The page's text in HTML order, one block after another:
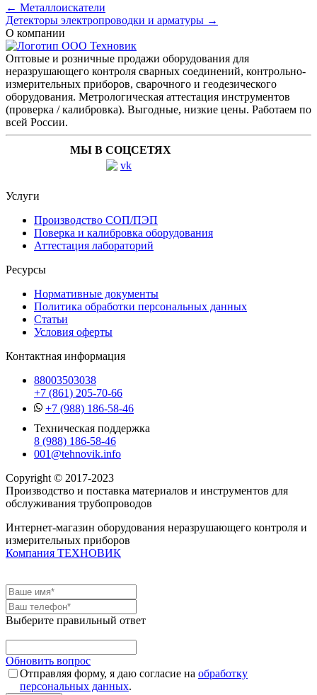
← Металлоискатели
Детекторы электропроводки и арматуры →
О компании
Оптовые и розничные продажи оборудования для
неразрушающего контроля сварных соединений, контрольно-
измерительных приборов, сварочного и геодезического
оборудования. Метрологическая аттестация инструментов
(проверка / калибровка). Выгодные, низкие цены. Работаем по
всей России.
МЫ В СОЦСЕТЯХ
Услуги
Производство СОП/ПЭП
Поверка и калибровка оборудования
Аттестация лабораторий
Ресурсы
Нормативные документы
Политика обработки персональных данных
Статьи
Условия оферты
Контактная информация
88003503038
+7 (861) 205-70-66
+7 (988) 186-58-46
Техническая поддержка
8 (988) 186-58-46
001@tehnovik.info
Copyright © 2017-2023
Производство и поставка материалов и инструментов для
обслуживания трубопроводов
Интернет-магазин оборудования неразрушающего контроля и
измерительных приборов
Компания ТЕХНОВИК
Выберите правильный ответ
Обновить вопрос
Отправляя форму, я даю согласие на обработку
персональных данных.